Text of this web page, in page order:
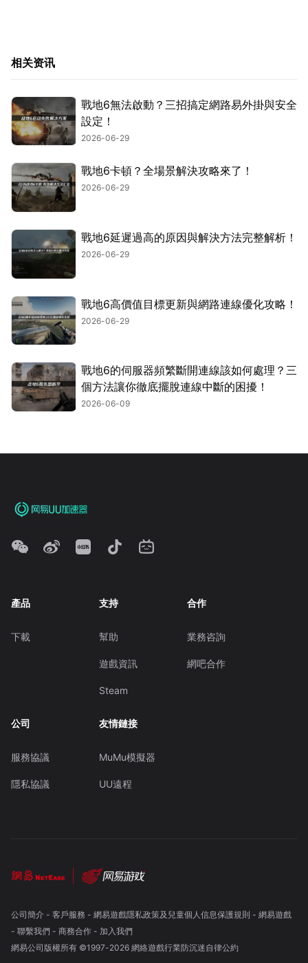
相关资讯
戰地6無法啟動？三招搞定網路易外掛與安全
設定！
2026-06-29
戰地6卡頓？全場景解決攻略來了！
2026-06-29
戰地6延遲過高的原因與解決方法完整解析！
2026-06-29
戰地6高價值目標更新與網路連線優化攻略！
2026-06-29
戰地6的伺服器頻繁斷開連線該如何處理？三
個方法讓你徹底擺脫連線中斷的困擾！
2026-06-09
產品
下載
支持
幫助
遊戲資訊
Steam
合作
業務咨詢
網吧合作
公司
服務協議
隱私協議
友情鏈接
MuMu模擬器
UU遠程
公司簡介- 客戶服務 - 網易遊戲隱私政策及兒童個人信息保護規則 - 網易遊戲
- 聯繫我們- 商務合作- 加入我們
網易公司版權所有 ©1997-2026 網絡遊戲行業防沉迷自律公約